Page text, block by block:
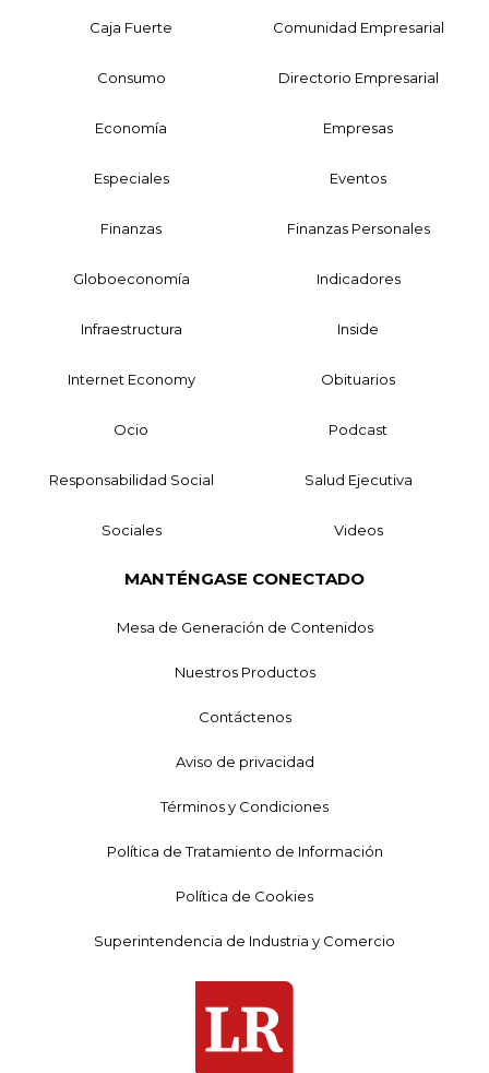
Caja Fuerte Comunidad Empresarial
Consumo Directorio Empresarial
Economía Empresas
Especiales Eventos
Finanzas Finanzas Personales
Globoeconomía Indicadores
Infraestructura Inside
Internet Economy Obituarios
Ocio Podcast
Responsabilidad Social Salud Ejecutiva
Sociales Videos
MANTÉNGASE CONECTADO
Mesa de Generación de Contenidos
Nuestros Productos
Contáctenos
Aviso de privacidad
Términos y Condiciones
Política de Tratamiento de Información
Política de Cookies
Superintendencia de Industria y Comercio